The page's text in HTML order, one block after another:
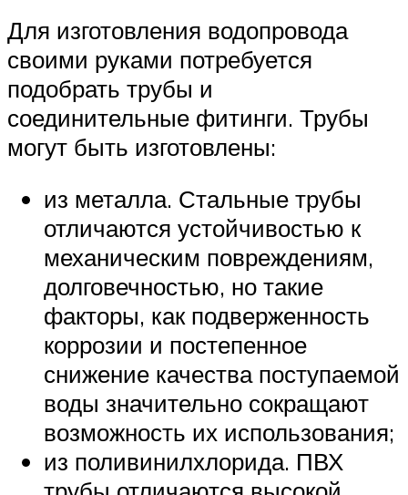
Для изготовления водопровода
своими руками потребуется
подобрать трубы и
соединительные фитинги. Трубы
могут быть изготовлены:
из металла. Стальные трубы
отличаются устойчивостью к
механическим повреждениям,
долговечностью, но такие
факторы, как подверженность
коррозии и постепенное
снижение качества поступаемой
воды значительно сокращают
возможность их использования;
из поливинилхлорида. ПВХ